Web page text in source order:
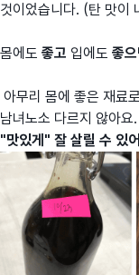
것이었습니다. (탄 맛이
몸에도 좋고 입에도 좋
아무리 몸에 좋은 재료
남녀노소 다르지 않아
"맛있게" 잘 살릴 수 있